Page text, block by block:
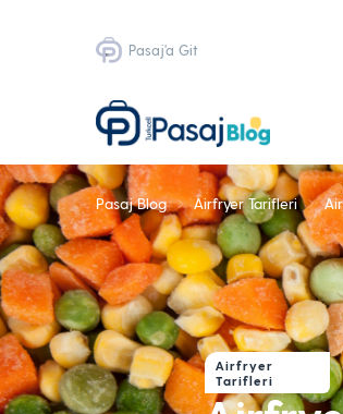
Pasaj'a Git
Pasaj Blog Airfryer Tarifleri
Airfryer
Tarifleri